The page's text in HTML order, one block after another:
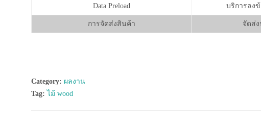
Data Preload บริการลง
การจัดส่งสินค้า จัดส่
Category: ผลงาน
Tag: ไม้ wood